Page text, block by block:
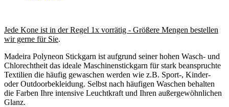
Jede Kone ist in der Regel 1x vorrätig - Größere Mengen bestellen
wir gerne für Sie.
Madeira Polyneon Stickgarn ist aufgrund seiner hohen Wasch- und
Chlorechtheit das ideale Maschinenstickgarn für stark beanspruchte
Textilien die häufig gewaschen werden wie z.B. Sport-, Kinder-
oder Outdoorbekleidung. Selbst nach häufigen Waschen behalten
die Farben Ihre intensive Leuchtkraft und Ihren außergewöhnlichen
Glanz.